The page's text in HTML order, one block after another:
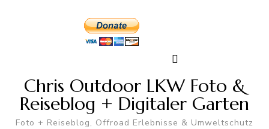
Chris Outdoor LKW Foto &
Reiseblog + Digitaler Garten
Foto + Reiseblog, Offroad Erlebnisse & Umweltschutz